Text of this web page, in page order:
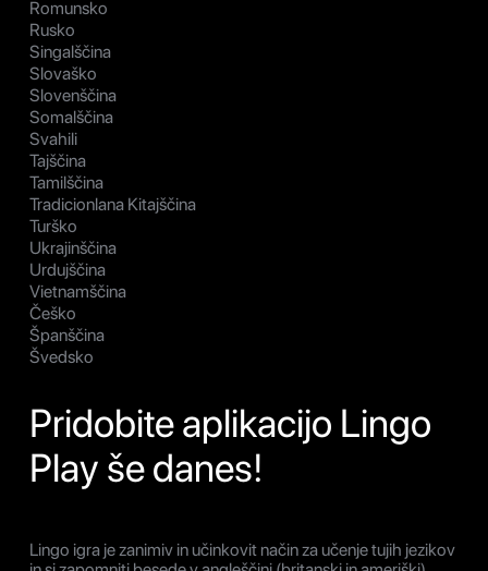
Romunsko
Rusko
Singalščina
Slovaško
Slovenščina
Somalščina
Svahili
Tajščina
Tamilščina
Tradicionlana Kitajščina
Turško
Ukrajinščina
Urdujščina
Vietnamščina
Češko
Španščina
Švedsko
Pridobite aplikacijo Lingo
Play še danes!
Lingo igra je zanimiv in učinkovit način za učenje tujih jezikov